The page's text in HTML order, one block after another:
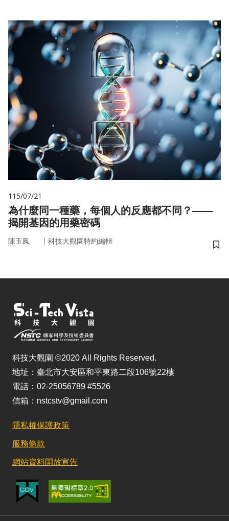
115/07/21
為什麼同一種藥，每個人的反應都不同？——
揭開基因的用藥密碼
陳玉鳳 ｜ 科技大觀園特約編輯
儲
科技大觀園 ©2020 All Rights Reserved.
地址：臺北市大安區和平東路二段106號22樓
電話：02-25056789 #5526
信箱：nstcstv@gmail.com
隱私權保護政策
服務條款
網站資料開放宣告